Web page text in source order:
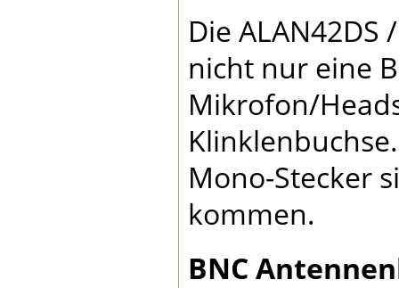
Die
nicht nur eine
Mikrofon/
Mono-Stecker
kommen.
BNC